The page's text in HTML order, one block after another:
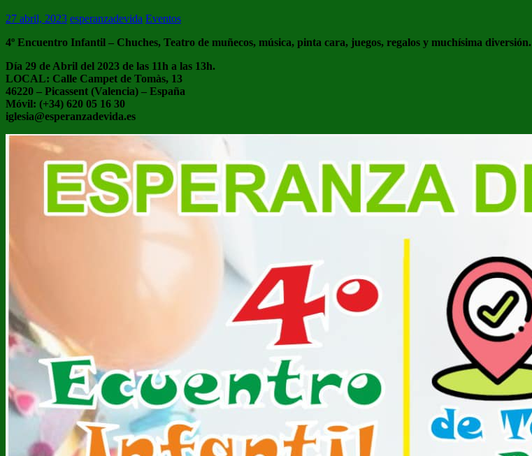
27 abril, 2023 esperanzadevida Eventos
4º Encuentro Infantil – Chuches, Teatro de muñecos, música, pinta cara, juegos, regalos y muchísima diversión.
Día 29 de Abril del 2023 de las 11h a las 13h.
LOCAL: Calle Campet de Tomàs, 13
46220 – Picassent (Valencia) – España
Móvil: (+34) 620 05 16 30
iglesia@esperanzadevida.es